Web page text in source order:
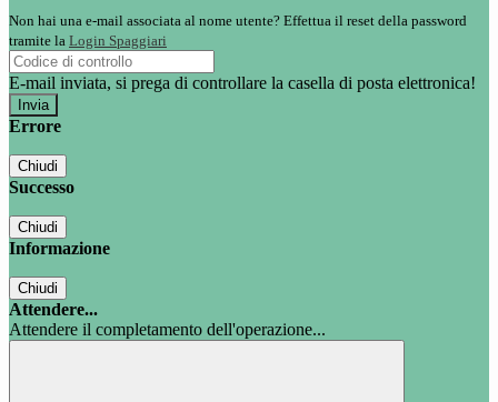
Non hai una e-mail associata al nome utente? Effettua il reset della password
tramite la Login Spaggiari
E-mail inviata, si prega di controllare la casella di posta elettronica!
Errore
Chiudi
Successo
Chiudi
Informazione
Chiudi
Attendere...
Attendere il completamento dell'operazione...